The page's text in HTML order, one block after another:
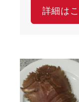
詳細は